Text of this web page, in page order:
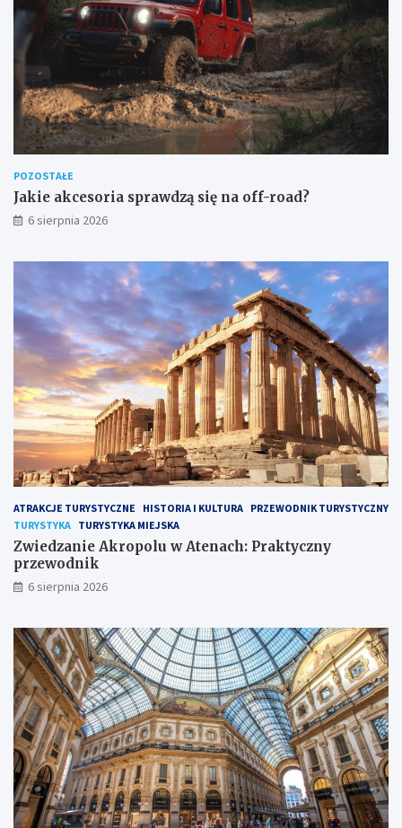
POZOSTAŁE
Jakie akcesoria sprawdzą się na off-road?
6 sierpnia 2026
ATRAKCJE TURYSTYCZNE HISTORIA I KULTURA PRZEWODNIK TURYSTYCZNY
TURYSTYKA TURYSTYKA MIEJSKA
Zwiedzanie Akropolu w Atenach: Praktyczny
przewodnik
6 sierpnia 2026